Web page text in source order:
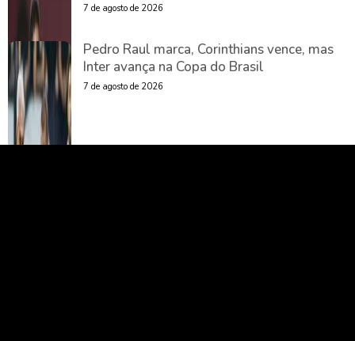
7 de agosto de 2026
Pedro Raul marca, Corinthians vence, mas
Inter avança na Copa do Brasil
7 de agosto de 2026